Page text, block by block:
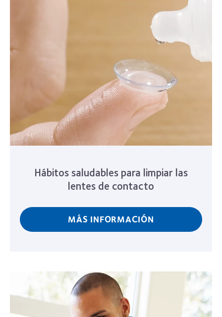
Hábitos saludables para limpiar las
lentes de contacto
MÁS INFORMACIÓN